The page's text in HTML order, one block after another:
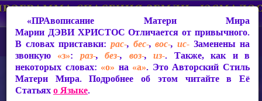
«ПРАвописание Матери Мира
Марии ДЭВИ ХРИСТОС Отличается от привычного.
В словах приставки: рас-, бес-,вос-,ис- Заменены на
звонкую «з»: раз-,без-, воз-,из-. Также, как и в
некоторых словах: «о» на «а». Это Авторский Стиль
Матери Мира. Подробнее об этом читайте в Её
Статьяхо Языке.